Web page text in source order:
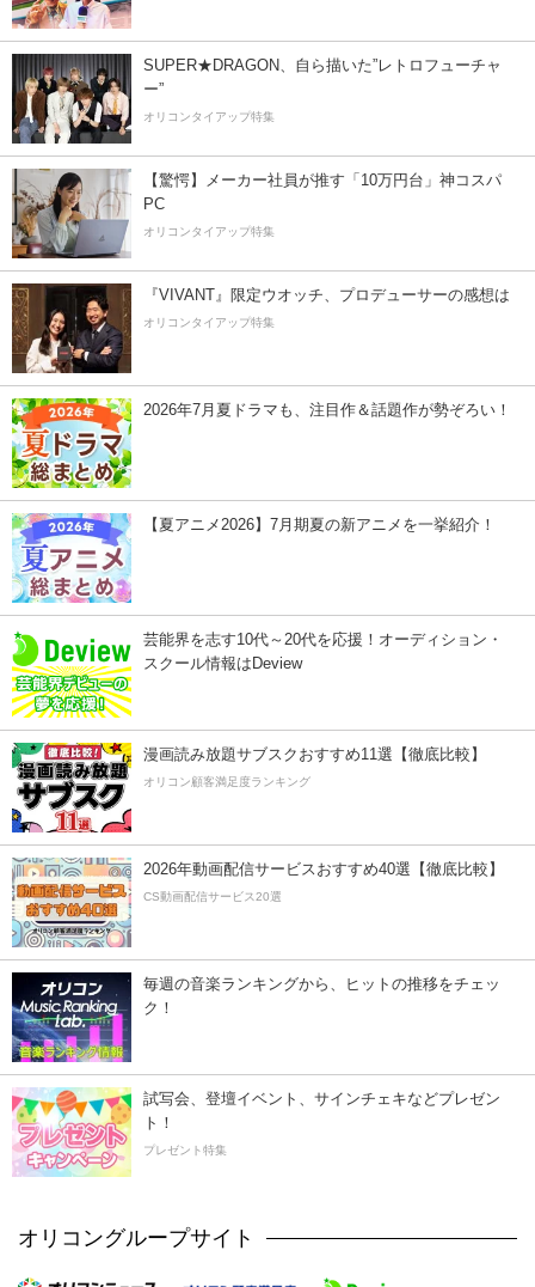
SUPER★DRAGON、自ら描いた”レトロフューチャ
ー”
オリコンタイアップ特集
【驚愕】メーカー社員が推す「10万円台」神コスパ
PC
オリコンタイアップ特集
『VIVANT』限定ウオッチ、プロデューサーの感想は
オリコンタイアップ特集
2026年7月夏ドラマも、注目作＆話題作が勢ぞろい！
【夏アニメ2026】7月期夏の新アニメを一挙紹介！
芸能界を志す10代～20代を応援！オーディション・
スクール情報はDeview
漫画読み放題サブスクおすすめ11選【徹底比較】
オリコン顧客満足度ランキング
2026年動画配信サービスおすすめ40選【徹底比較】
CS動画配信サービス20選
毎週の音楽ランキングから、ヒットの推移をチェッ
ク！
試写会、登壇イベント、サインチェキなどプレゼン
ト！
プレゼント特集
オリコングループサイト